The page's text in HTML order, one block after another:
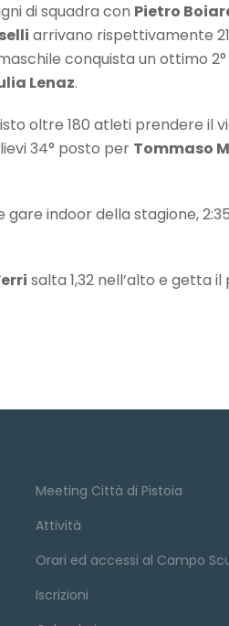
di squadra con Pietro
arrivano rispettivamente
conquista un ottimo
Lenaz.
oltre 180 atleti prendere il
34° posto per Tommaso
gare indoor della stagione,
salta 1,32 nell’alto e getta il
Meeting Città di Pistoia
Attività
Orari ed accessi al Campo
Iscrizioni